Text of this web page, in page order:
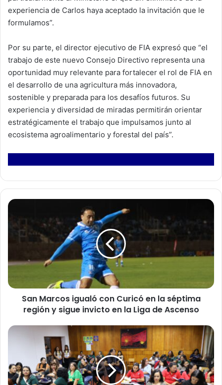
experiencia de Carlos haya aceptado la invitación que le
formulamos”.
Por su parte, el director ejecutivo de FIA expresó que “el
trabajo de este nuevo Consejo Directivo representa una
oportunidad muy relevante para fortalecer el rol de FIA en
el desarrollo de una agricultura más innovadora,
sostenible y preparada para los desafíos futuros. Su
experiencia y diversidad de miradas permitirán orientar
estratégicamente el trabajo que impulsamos junto al
ecosistema agroalimentario y forestal del país”.
S
c
s
a
o
n
San Marcos igualó con Curicó en la séptima
región y sigue invicto en la Liga de Ascenso
M
e
8